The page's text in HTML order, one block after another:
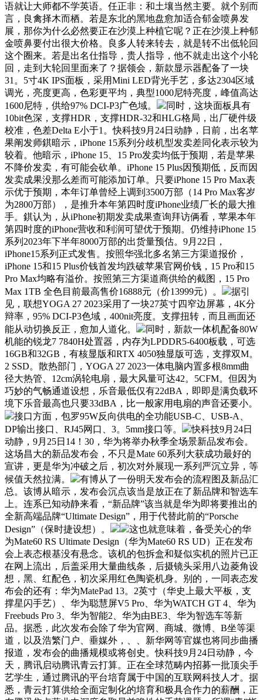
语就让大师都不学英语。任正非：和土壤当然主要。就个别而
言，良禽择木而栖。若是东北的黑地盘愈加适合郁金喷鼻发
展，那你为什么必然要正在沙漠上种植它呢？正在沙漠上种郁
金喷鼻要付出很大价格。良多人转来转去，就是转不出低轮回
这个圈来。若是出名仕指导，贵人指导，他不就走出这个小轮
回，走到大轮回里面来了？据领会，新款显示器配备了一块
31。5寸4K IPS面板，采用Mini LED背光手艺，多达2304区域
调光，亮度更高，色彩更平均，典型1000尼特亮度，峰值高达
1600尼特，供给97% DCI-P3广色域。
同时，这块面板具有
10bit色深，支撑HDR，支撑HDR-32和HLG格局，出厂硬件级
校准，色差Delta E小于1。快科技9月24日动静，日前，出名苹
果阐发师錤暗示，iPhone 15系列分歧机型发卖差同化表示较为
较着。他暗示，iPhone 15、15 Pro发卖均低于预期，若是苹果
不降价发卖，有可能会砍单。iPhone 15 Plus因预期低，反而因
发卖成果没那么差而可能添加订单。只要iPhone 15 Pro Max表
示优于预期，本年订单曾经上调到3500万部（14 Pro Max客岁
为2800万部），是推升本年第四时度iPhone业绩厂长的最大推
手。錤认为，从iPhone初期发卖成果查询拜访俩看，苹果本年
第四时度的iPhone营收和利润可望优于预期。仍维持iPhone 15
系列2023年下半年8000万部的出货量预估。9月22日，
iPhone15系列正式发售。按照华强北多名第三方渠道报价，
iPhone 15和15 Plus价钱首发均跌破苹果官网价钱，15 Pro和15
Pro Max均略有溢价。按照第三方渠道商供给的截图，15 Pro
Max 1TB 全色目前最高售价16888元（价13999元）。
据引
见，联想YOGA 27 2023采用了一块27英寸四窄边屏幕，4K分
辩率，95% DCI-P3色域，400nit亮度。支撑扭转，而且画面还
能从动切换反正，愈加人道化。
同时，新款一体机配备80W
机能的锐龙7 7840H处置器，内存为LPDDR5-6400板载，可选
16GB和32GB，有核显版和RTX 4050独显版可选，支撑双M。
2 SSD。散热部门，YOGA 27 2023一体电脑内置多根8mm曲
径大热管、12cm涡轮电扇，最大风量可达42。5CFM。但因为
巧妙的气畅通道设想，乐音最低仅有22dBA，即即是满负载环
境下乐音最高也只要33dBA，比一般家用电扇的声音还要小。
接口方面，包罗95W反向供电的全功能USB-C、USB-A、
DP输出接口、RJ45网口、3。5mm接口等。
快科技9月24日
动静，9月25日14！30，华为将举办秋季全场景新品发布会。
这场昌大的新品发布会，不只是Mate 60系列大获成功最好的
宣讲，更是华为冲破之后，初次对外展现一系列严沉立异，等
候值天然拉满。
有博从了一份明天发布会的流程图及新品汇
总。该博从暗示，发布会沉点该当是放正在了新品牌和智选车
上。连系已知动静来看，“新品牌”该当就是华为即将要推出的
全新高端品牌“Ultimate Design”，用于代替此前的“Porsche
Design”（保时捷设想）。
这也就意味着，备受关心的华
为Mate60 RS Ultimate Design（华为Mate60 RS UD）正在发布
会上表态根基没有悬念。该机的包拆盒和疑似实机的照片已正
在网上流出，后盖采用大量曲线条，后摄镜头采用八边菱角设
想，黑、红配色，初次采用红色陶瓷机身。别的，一同表态发
布会的还有：华为MatePad 13。2英寸（华史上最大平板，支
撑星闪手艺）、华为聪慧屏V5 Pro、华为WATCH GT 4、华为
Freebuds Pro 3、华为智能2、华为由BE3、华为智选车等新
品。据悉，此次发布会除了华为官网、商城、微博、B坐等渠
道，以及浩繁门户、垂媒外，、、新华网等官媒也将同步曲播
报道，发布会的曲播规模或将创史。快科技9月24日动静，今
天，腾讯启动腾讯青云打算。正在全球范畴内招募一批顶尖手
艺学生，通过腾讯的平台培育属于中国的互联网科技人才。据
悉，青云打算供给全面定制化的培育和极具合作力的薪酬，正